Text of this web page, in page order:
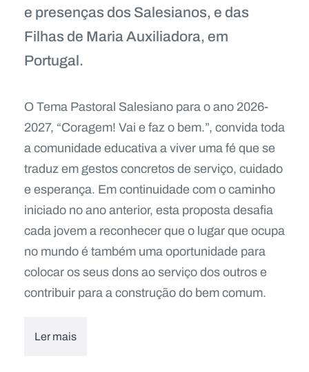
e presenças dos Salesianos, e das
Filhas de Maria Auxiliadora, em
Portugal.
O Tema Pastoral Salesiano para o ano 2026-
2027, “Coragem! Vai e faz o bem.”, convida toda
a comunidade educativa a viver uma fé que se
traduz em gestos concretos de serviço, cuidado
e esperança. Em continuidade com o caminho
iniciado no ano anterior, esta proposta desafia
cada jovem a reconhecer que o lugar que ocupa
no mundo é também uma oportunidade para
colocar os seus dons ao serviço dos outros e
contribuir para a construção do bem comum.
Ler mais